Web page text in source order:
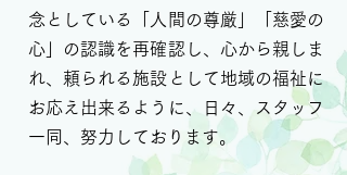
念としている「人間の尊厳」「慈愛の
心」の認識を再確認し、心から親しま
れ、頼られる施設として地域の福祉に
お応え出来るように、日々、スタッフ
一同、努力しております。